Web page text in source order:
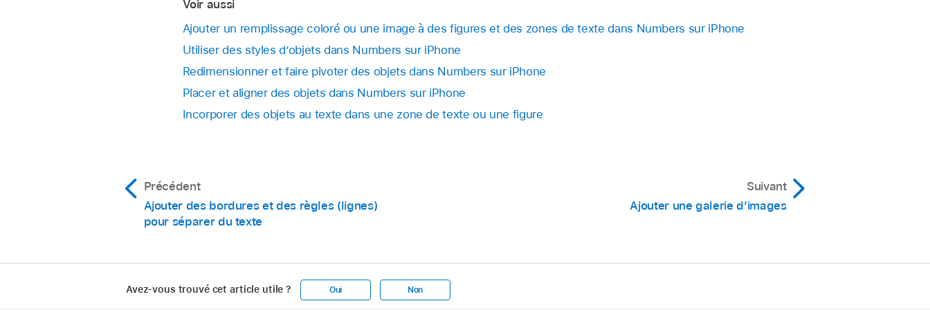
Procédez de l’une des manières suivantes :
Enregistrer l’image :Touchez ,puis choisissez l’emplacement d’enregistrement de l’image.
Ajouter l’image à la feuille :Touchez le bouton Insérer.
Annuler et revenir à la feuille de calcul :Touchez Reprendre puis Annuler.
Faites glisser un point bleu pour redimensionner l’image, puis touchez
Voir aussi
Ajouter un remplissage coloré ou une image à des figures et des zones de texte dans Numbers sur iPhone
Utiliser des styles d’objets dans Numbers sur iPhone
Redimensionner et faire pivoter des objets dans Numbers sur iPhone
Placer et aligner des objets dans Numbers sur iPhone
Incorporer des objets au texte dans une zone de texte ou une figure
Précédent
Ajouter des bordures et des règles (lignes)
pour séparer du texte
Suivant
Ajouter une galerie d’images
Avez-vous trouvé cet article utile ? Oui Non